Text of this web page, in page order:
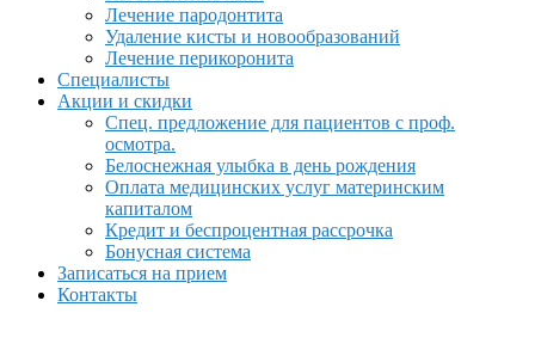
Лечение пародонтита
Удаление кисты и новообразований
Лечение перикоронита
Специалисты
Акции и скидки
Спец. предложение для пациентов с проф.
осмотра.
Белоснежная улыбка в день рождения
Оплата медицинских услуг материнским
капиталом
Кредит и беспроцентная рассрочка
Бонусная система
Записаться на прием
Контакты